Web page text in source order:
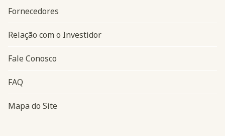
Fornecedores
Relação com o Investidor
Fale Conosco
FAQ
Mapa do Site